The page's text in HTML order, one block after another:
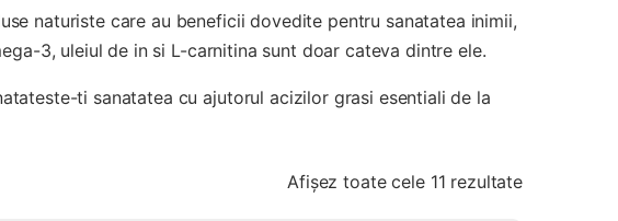
naturiste care au beneficii dovedite pentru sanatatea inimii,
3, uleiul de in si L-carnitina sunt doar cateva dintre ele.
ti sanatatea cu ajutorul acizilor grasi esentiali de la
Afișez toate cele 11 rezultateSortat